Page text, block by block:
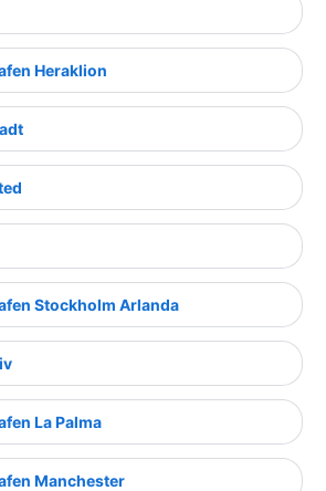
Heraklion
Stockholm Arlanda
La Palma
Manchester